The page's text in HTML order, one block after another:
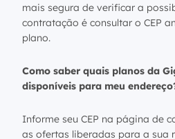
mais segura de verificar a
contratação é consultar o CEP
plano.
Como saber quais planos da
disponíveis para meu
Informe seu CEP na página de
as ofertas liberadas para a sua